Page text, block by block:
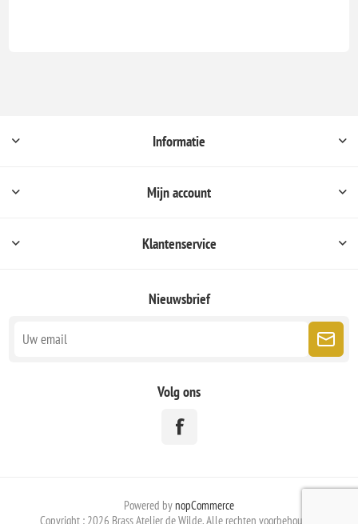
Informatie
Mijn account
Klantenservice
Nieuwsbrief
Volg ons
Powered by nopCommerce
Copyright ; 2026 Brass Atelier de Wilde. Alle rechten voorbehouden